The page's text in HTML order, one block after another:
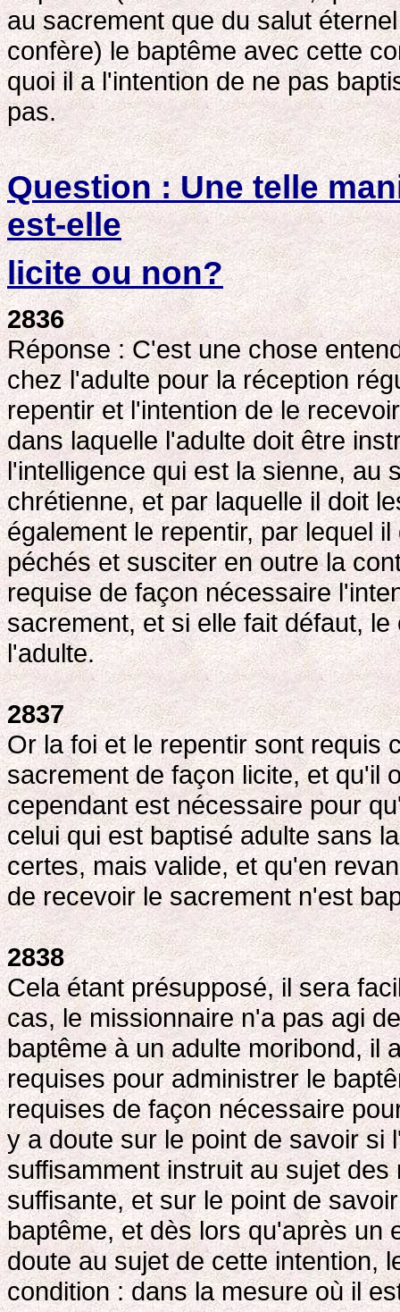
au sacrement que du salut
confère) le baptême avec cette
quoi il a l'intention de ne pas
pas.
Question : Une telle
est-elle
licite ou non?
2836
Réponse : C'est une chose
chez l'adulte pour la réception
repentir et l'intention de le
dans laquelle l'adulte doit être
l'intelligence qui est la sienne, au
chrétienne, et par laquelle il doit
également le repentir, par lequel
péchés et susciter en outre la
requise de façon nécessaire
sacrement, et si elle fait défaut,
l'adulte.
2837
Or la foi et le repentir sont requis
sacrement de façon licite, et qu'il
cependant est nécessaire pour
celui qui est baptisé adulte sans
certes, mais valide, et qu'en
de recevoir le sacrement n'est
2838
Cela étant présupposé, il sera
cas, le missionnaire n'a pas agi
baptême à un adulte moribond, il
requises pour administrer le
requises de façon nécessaire
y a doute sur le point de savoir si
suffisamment instruit au sujet
suffisante, et sur le point de
baptême, et dès lors qu'après un
doute au sujet de cette intention,
condition : dans la mesure où il